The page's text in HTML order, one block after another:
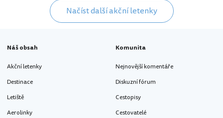
Načíst další akční letenky
Náš obsah
Akční letenky
Destinace
Letiště
Aerolinky
Komunita
Nejnovější komentáře
Diskuzní fórum
Cestopisy
Cestovatelé